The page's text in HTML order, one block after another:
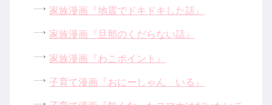
家族漫画『地震でドキドキした話』
家族漫画『旦那のくだらない話』
家族漫画『わこポイント』
子育て漫画『おにーしゃん いる』